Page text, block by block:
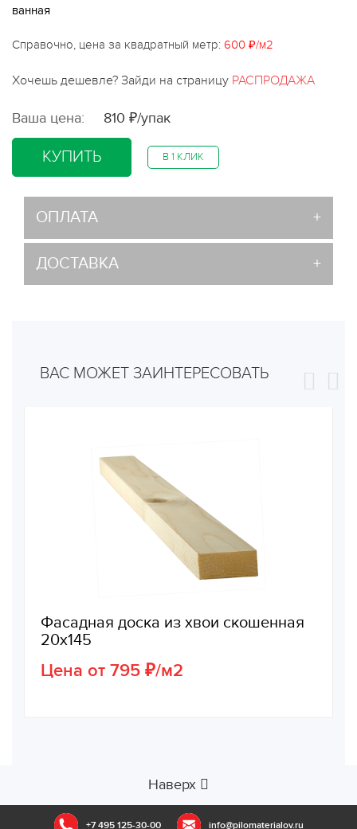
ванная
Справочно, цена за квадратный метр: 600 ₽/м2
Хочешь дешевле? Зайди на страницу РАСПРОДАЖА
Ваша цена: 810 ₽/упак
КУПИТЬ В 1 КЛИК
ОПЛАТА
ДОСТАВКА
ВАС МОЖЕТ ЗАИНТЕРЕСОВАТЬ
Фасадная доска из хвои скошенная
20х145
Цена от 795 ₽/м2
Наверх
+7 495 125-30-00 info@pilomaterialov.ru